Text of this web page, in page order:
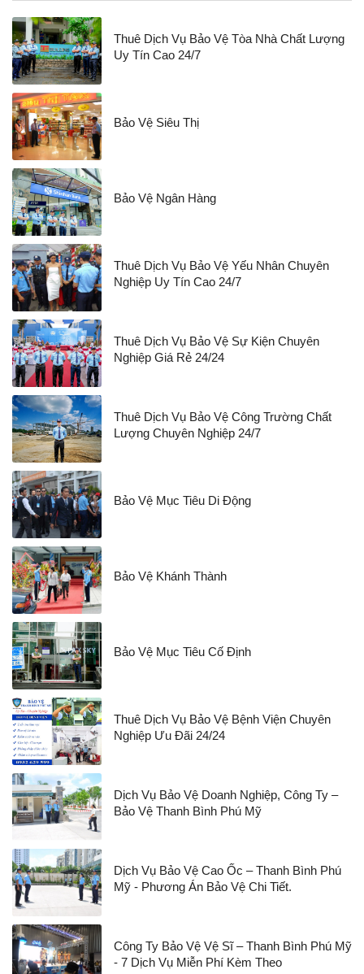
Thuê Dịch Vụ Bảo Vệ Tòa Nhà Chất Lượng
Uy Tín Cao 24/7
Bảo Vệ Siêu Thị
Bảo Vệ Ngân Hàng
Thuê Dịch Vụ Bảo Vệ Yếu Nhân Chuyên
Nghiệp Uy Tín Cao 24/7
Thuê Dịch Vụ Bảo Vệ Sự Kiện Chuyên
Nghiệp Giá Rẻ 24/24
Thuê Dịch Vụ Bảo Vệ Công Trường Chất
Lượng Chuyên Nghiệp 24/7
Bảo Vệ Mục Tiêu Di Động
Bảo Vệ Khánh Thành
Bảo Vệ Mục Tiêu Cố Định
Thuê Dịch Vụ Bảo Vệ Bệnh Viện Chuyên
Nghiệp Ưu Đãi 24/24
Dịch Vụ Bảo Vệ Doanh Nghiệp, Công Ty –
Bảo Vệ Thanh Bình Phú Mỹ
Dịch Vụ Bảo Vệ Cao Ốc – Thanh Bình Phú
Mỹ - Phương Án Bảo Vệ Chi Tiết.
Công Ty Bảo Vệ Vệ Sĩ – Thanh Bình Phú Mỹ
- 7 Dịch Vụ Miễn Phí Kèm Theo